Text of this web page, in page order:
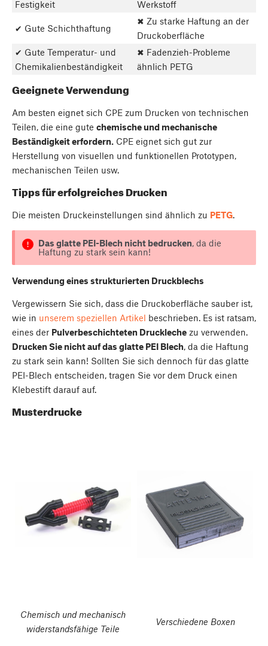
Festigkeit Werkstoff
✔ Gute Schichthaftung
✖ Zu starke Haftung an der
Druckoberfläche
✔ Gute Temperatur- und
Chemikalienbeständigkeit
✖ Fadenzieh-Probleme
ähnlich PETG
Geeignete Verwendung
Am besten eignet sich CPE zum Drucken von technischen
Teilen, die eine gute chemische und mechanische
Beständigkeit erfordern. CPE eignet sich gut zur
Herstellung von visuellen und funktionellen Prototypen,
mechanischen Teilen usw.
Tipps für erfolgreiches Drucken
Die meisten Druckeinstellungen sind ähnlich zu PETG
Das glatte PEI-Blech nicht bedrucken , da die
Haftung zu stark sein kann!
Verwendung eines strukturierten Druckblechs
Vergewissern Sie sich, dass die Druckoberfläche sauber ist,
wie in unserem speziellen Artikel beschrieben. Es ist ratsam,
eines der Pulverbeschichteten Druckleche zu verwenden.
Drucken Sie nicht auf das glatte PEI Blech , da die Haftung
zu stark sein kann! Sollten Sie sich dennoch für das glatte
PEI-Blech entscheiden, tragen Sie vor dem Druck einen
Klebestift darauf auf.
Musterdrucke
Chemisch und mechanisch
widerstandsfähige Teile
Verschiedene Boxen